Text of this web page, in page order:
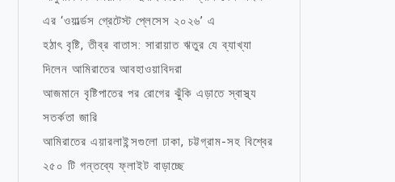
এর ‘ওয়ার্ল্ডস গ্রেটেস্ট প্লেসেস ২০২৬’ এ
হঠাৎ বৃষ্টি, তীব্র বাতাস: সারায়াত ঋতুর যে ব্যাখ্যা
দিলেন আমিরাতের আবহাওয়াবিদরা
আজমানে বৃষ্টিপাতের পর রোগের ঝুঁকি এড়াতে স্বাস্থ্য
সতর্কতা জারি
আমিরাতের এয়ারলাইন্সগুলো ঢাকা, চট্টগ্রাম-সহ বিশ্বের
২৫০ টি গন্তব্যে ফ্লাইট বাড়াচ্ছে